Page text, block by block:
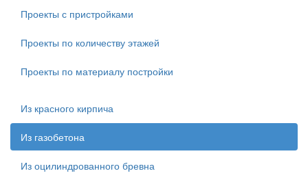
Проекты с пристройками
Проекты по количеству этажей
Проекты по материалу постройки
Из красного кирпича
Из газобетона
Из оцилиндрованного бревна